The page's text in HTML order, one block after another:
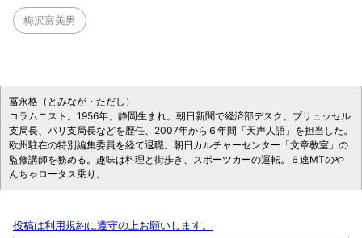
梅沢富美男
冨永格（とみなが・ただし）
コラムニスト。1956年、静岡生まれ。朝日新聞で経済部デスク、ブリュッセル
支局長、パリ支局長などを歴任、2007年から６年間「天声人語」を担当した。
欧州駐在の特別編集委員を経て退職。朝日カルチャーセンター「文章教室」の
監修講師を務める。趣味は料理と街歩き、スポーツカーの運転。６速MTのや
んちゃロータス乗り。